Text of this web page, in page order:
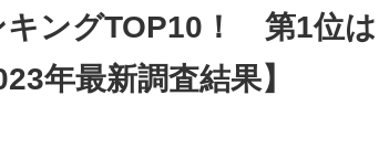
キングTOP10！ 第1位は
年最新調査結果】